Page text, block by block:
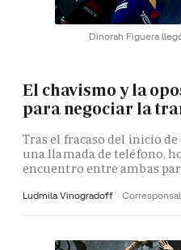
Dinorah Figuera
El chavismo y la
para negociar la
Tras el fracaso del inicio
una llamada de teléfono,
encuentro entre ambas
Ludmila Vinogradoff